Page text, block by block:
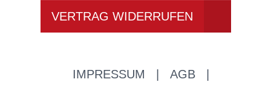
VERTRAG WIDERRUFEN
IMPRESSUM AGB